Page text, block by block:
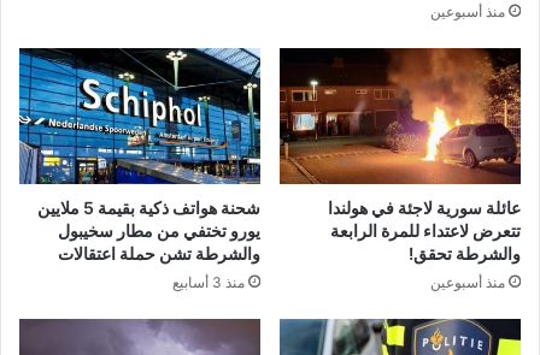
منذ أسبوعين
عائلة سورية لاجئة في هولندا
تتعرض لاعتداء للمرة الرابعة
والشرطة تحقق!
منذ أسبوعين
شحنة هواتف ذكية بقيمة 5 ملايين
يورو تختفي من مطار سخيبول
والشرطة تشن حملة اعتقالات
منذ 3 أسابيع